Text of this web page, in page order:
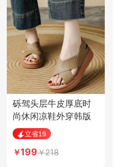
砾驾头层牛皮厚底时
尚休闲凉鞋外穿韩版
鞋子·GXTM-6038杏色
立省19
199 218